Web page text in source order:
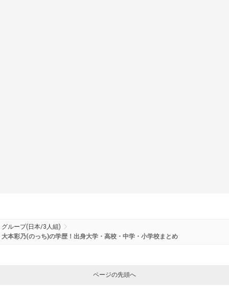
グループ(日本/3人組)
大本彩乃(のっち)の学歴！出身大学・高校・中学・小学校まとめ
ページの先頭へ